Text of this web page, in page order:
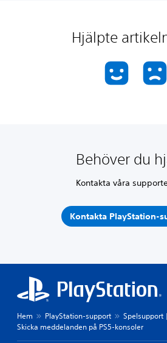
Hjälpte
Behöver du
Kontakta våra
Kontakta PlayStation-
Hem PlayStation-support
Spelsupport
Skicka meddelanden på PS5-konsoler